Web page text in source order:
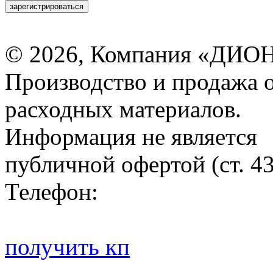
зарегистрироваться
© 2026, Компания
Производство и продажа
расходных материалов.
Информация не является
публичной офертой (ст.
Телефон:
получить кп